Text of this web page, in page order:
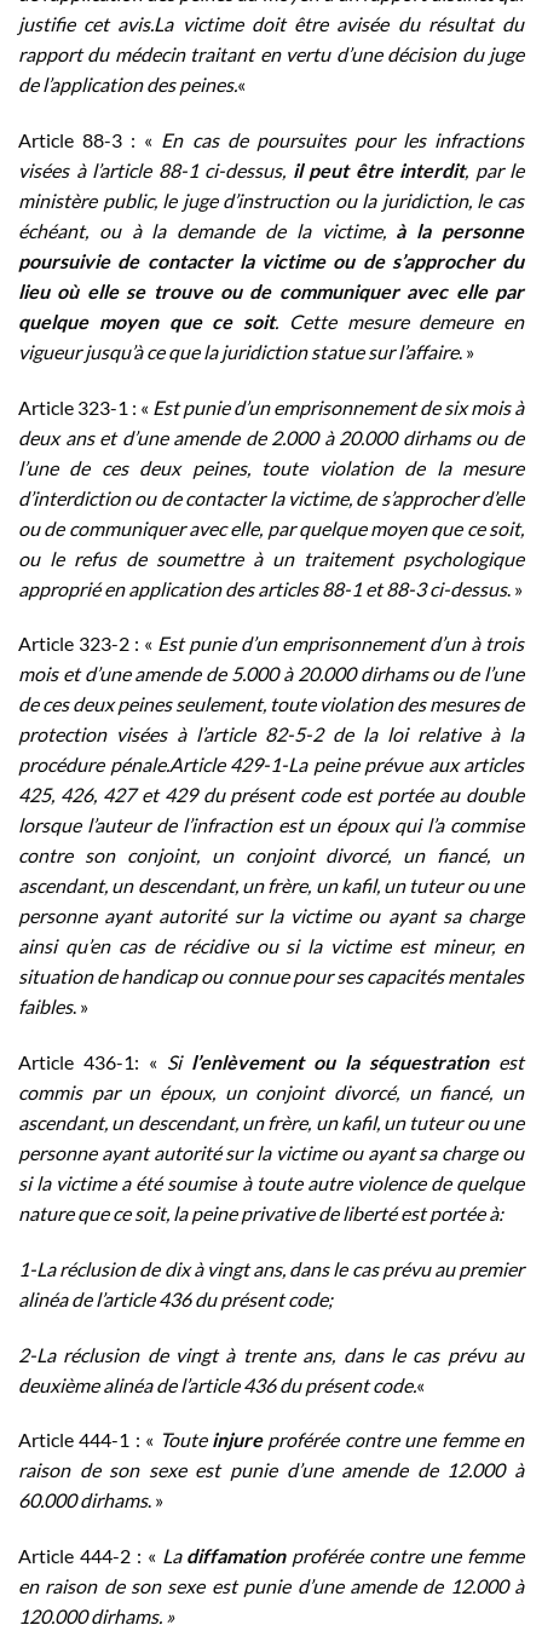
justifie cet avis.La victime doit être avisée du résultat du
rapport du médecin traitant en vertu d’une décision du juge
de l’application des peines.«
Article 88-3 : « En cas de poursuites pour les infractions
visées à l’article 88-1 ci-dessus, il peut être interdit, par le
ministère public, le juge d’instruction ou la juridiction, le cas
échéant, ou à la demande de la victime, à la personne
poursuivie de contacter la victime ou de s’approcher du
lieu où elle se trouve ou de communiquer avec elle par
quelque moyen que ce soit. Cette mesure demeure en
vigueur jusqu’à ce que la juridiction statue sur l’affaire. »
Article 323-1 : « Est punie d’un emprisonnement de six mois à
deux ans et d’une amende de 2.000 à 20.000 dirhams ou de
l’une de ces deux peines, toute violation de la mesure
d’interdiction ou de contacter la victime, de s’approcher d’elle
ou de communiquer avec elle, par quelque moyen que ce soit,
ou le refus de soumettre à un traitement psychologique
approprié en application des articles 88-1 et 88-3 ci-dessus. »
Article 323-2 : « Est punie d’un emprisonnement d’un à trois
mois et d’une amende de 5.000 à 20.000 dirhams ou de l’une
de ces deux peines seulement, toute violation des mesures de
protection visées à l’article 82-5-2 de la loi relative à la
procédure pénale.Article 429-1-La peine prévue aux articles
425, 426, 427 et 429 du présent code est portée au double
lorsque l’auteur de l’infraction est un époux qui l’a commise
contre son conjoint, un conjoint divorcé, un fiancé, un
ascendant, un descendant, un frère, un kafil, un tuteur ou une
personne ayant autorité sur la victime ou ayant sa charge
ainsi qu’en cas de récidive ou si la victime est mineur, en
situation de handicap ou connue pour ses capacités mentales
faibles. »
Article 436-1: « Si l’enlèvement ou la séquestrationest
commis par un époux, un conjoint divorcé, un fiancé, un
ascendant, un descendant, un frère, un kafil, un tuteur ou une
personne ayant autorité sur la victime ou ayant sa charge ou
si la victime a été soumise à toute autre violence de quelque
nature que ce soit, la peine privative de liberté est portée à:
1-La réclusion de dix à vingt ans, dans le cas prévu au premier
alinéa de l’article 436 du présent code;
2-La réclusion de vingt à trente ans, dans le cas prévu au
deuxième alinéa de l’article 436 du présent code.«
Article 444-1 : « Touteinjureproférée contre une femme en
raison de son sexe est punie d’une amende de 12.000 à
60.000 dirhams. »
Article 444-2 : « La diffamationproférée contre une femme
en raison de son sexe est punie d’une amende de 12.000 à
120.000 dirhams. »